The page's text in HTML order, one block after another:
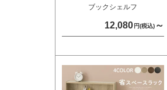
ブックシェルフ
12,080 円(税込)～